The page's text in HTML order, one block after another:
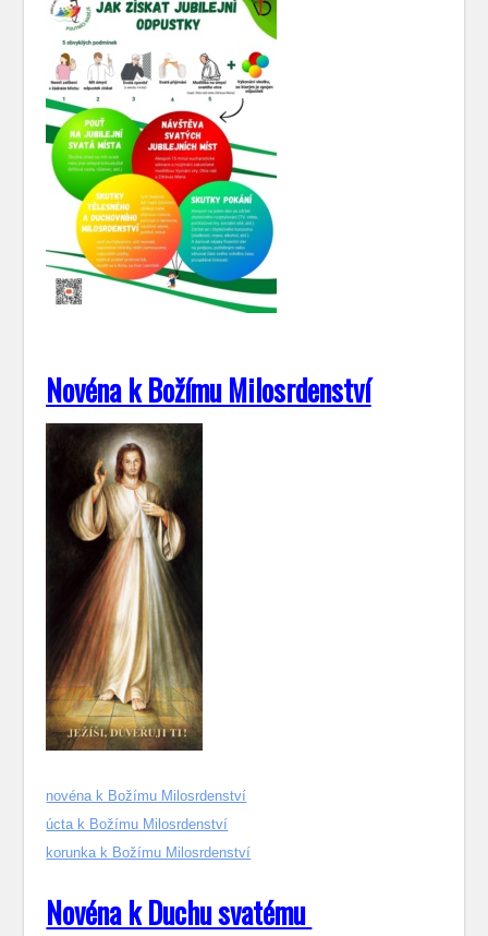
Novéna k Božímu Milosrdenství
novéna k Božímu Milosrdenství
úcta k Božímu Milosrdenství
korunka k Božímu Milosrdenství
Novéna k Duchu svatému